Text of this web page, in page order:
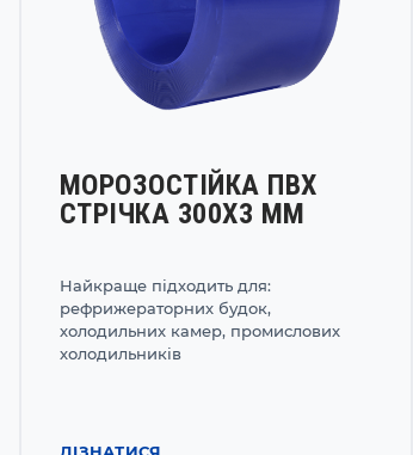
МОРОЗОСТІЙКА ПВХ
СТРІЧКА 300Х3 ММ
Найкраще підходить для:
рефрижераторних будок,
холодильних камер, промислових
холодильників
ДІЗНАТИСЯ